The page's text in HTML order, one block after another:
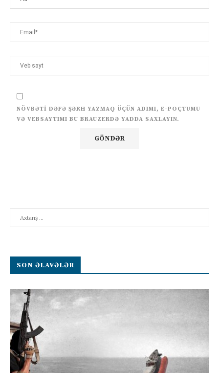
NÖVBƏTI DƏFƏ ŞƏRH YAZMAQ ÜÇÜN ADIMI, E-POÇTUMU
VƏ VEBSAYTIMI BU BRAUZERDƏ YADDA SAXLAYIN.
SON ƏLAVƏLƏR